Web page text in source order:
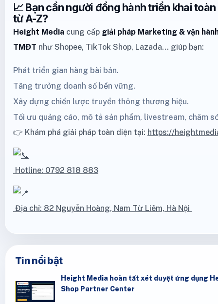
📈 Bạn cần người đồng hành triển khai
từ A-Z?
Height Media cung cấp giải pháp Marketing & vận
TMĐT như Shopee, TikTok Shop, Lazada… giúp bạn:
Phát triển gian hàng bài bản.
Tăng trưởng doanh số bền vững.
Xây dựng chiến lược truyền thông thương hiệu.
Tối ưu quảng cáo, mô tả sản phẩm, livestream, chăm
👉 Khám phá giải pháp toàn diện tại: https://
Hotline: 0792 818 883
Địa chỉ: 82 Nguyễn Hoàng, Nam Từ Liêm, Hà Nội
Tin nổi bật
Height Media hoàn tất xét duyệt ứng dụng
Shop Partner Center